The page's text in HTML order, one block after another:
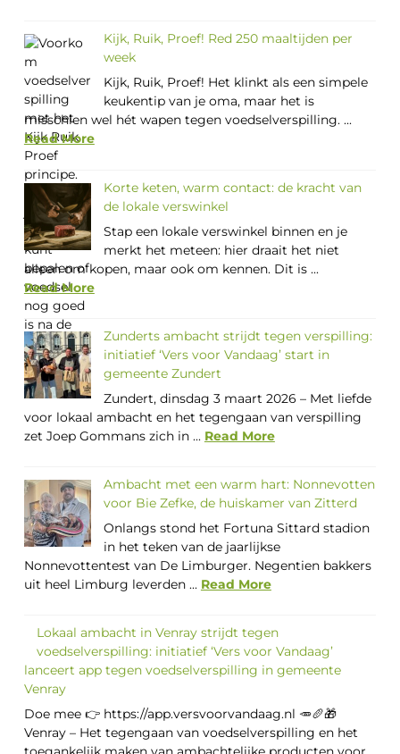
Kijk, Ruik, Proef! Red 250 maaltijden per
week
Kijk, Ruik, Proef! Het klinkt als een simpele
keukentip van je oma, maar het is
misschien wel hét wapen tegen voedselverspilling. ...
Read More
Korte keten, warm contact: de kracht van
de lokale verswinkel
Stap een lokale verswinkel binnen en je
merkt het meteen: hier draait het niet
alleen om kopen, maar ook om kennen. Dit is ...
Read More
Zunderts ambacht strijdt tegen verspilling:
initiatief ‘Vers voor Vandaag’ start in
gemeente Zundert
Zundert, dinsdag 3 maart 2026 – Met liefde
voor lokaal ambacht en het tegengaan van verspilling
zet Joep Gommans zich in ... Read More
Ambacht met een warm hart: Nonnevotten
voor Bie Zefke, de huiskamer van Zitterd
Onlangs stond het Fortuna Sittard stadion
in het teken van de jaarlijkse
Nonnevottentest van De Limburger. Negentien bakkers
uit heel Limburg leverden ... Read More
Lokaal ambacht in Venray strijdt tegen
voedselverspilling: initiatief ‘Vers voor Vandaag’
lanceert app tegen voedselverspilling in gemeente
Venray
Doe mee 👉 https://app.versvoorvandaag.nl 🥕🥖🎁
Venray – Het tegengaan van voedselverspilling en het